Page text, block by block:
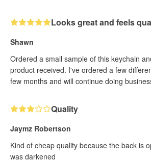
Looks great and feels
Shawn
Ordered a small sample of this keychain
product received. I've ordered a few
few months and will continue doing
Quality
Jaymz Robertson
Kind of cheap quality because the back is
was darkened